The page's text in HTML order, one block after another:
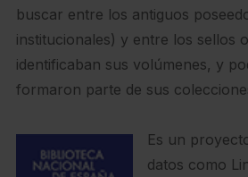
buscar entre los antiguos
institucionales) y entre los sellos
identificaban sus volúmenes, y
formaron parte de sus
Es un
datos como